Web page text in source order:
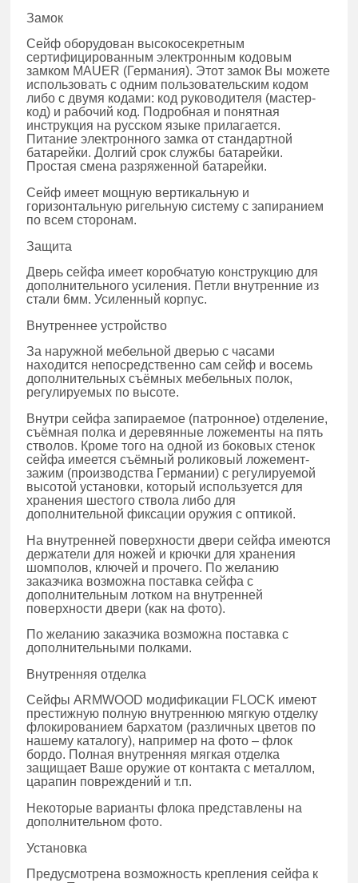
Замок
Сейф оборудован высокосекретным
сертифицированным электронным кодовым
замком MAUER (Германия). Этот замок Вы можете
использовать с одним пользовательским кодом
либо с двумя кодами: код руководителя (мастер-
код) и рабочий код. Подробная и понятная
инструкция на русском языке прилагается.
Питание электронного замка от стандартной
батарейки. Долгий срок службы батарейки.
Простая смена разряженной батарейки.
Сейф имеет мощную вертикальную и
горизонтальную ригельную систему с запиранием
по всем сторонам.
Защита
Дверь сейфа имеет коробчатую конструкцию для
дополнительного усиления. Петли внутренние из
стали 6мм. Усиленный корпус.
Внутреннее устройство
За наружной мебельной дверью с часами
находится непосредственно сам сейф и восемь
дополнительных съёмных мебельных полок,
регулируемых по высоте.
Внутри сейфа запираемое (патронное) отделение,
съёмная полка и деревянные ложементы на пять
стволов. Кроме того на одной из боковых стенок
сейфа имеется съёмный роликовый ложемент-
зажим (производства Германии) с регулируемой
высотой установки, который используется для
хранения шестого ствола либо для
дополнительной фиксации оружия с оптикой.
На внутренней поверхности двери сейфа имеются
держатели для ножей и крючки для хранения
шомполов, ключей и прочего. По желанию
заказчика возможна поставка сейфа с
дополнительным лотком на внутренней
поверхности двери (как на фото).
По желанию заказчика возможна поставка с
дополнительными полками.
Внутренняя отделка
Сейфы ARMWOOD модификации FLOCK имеют
престижную полную внутреннюю мягкую отделку
флокированием бархатом (различных цветов по
нашему каталогу), например на фото – флок
бордо. Полная внутренняя мягкая отделка
защищает Ваше оружие от контакта с металлом,
царапин повреждений и т.п.
Некоторые варианты флока представлены на
дополнительном фото.
Установка
Предусмотрена возможность крепления сейфа к